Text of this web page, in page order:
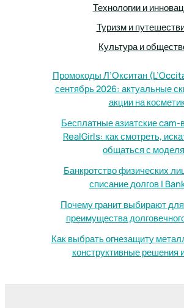
Технологии и
Туризм и
Культура и
Промокоды Л’Окситан
сентябрь 2026: актуальные
акции на
Бесплатные азиатские cam-
RealGirls: как смотреть,
общаться с
Банкротство физических
списание долгов |
Почему гранит выбирают
преимущества
Как выбрать огнезащиту
конструктивные решения